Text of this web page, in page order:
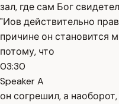
зал, где сам Бог
"Иов действительно
причине он становится
потому, что
03:30
Speaker A
он согрешил, а